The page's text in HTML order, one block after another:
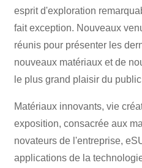
esprit d'exploration
fait exception. Nouveaux
réunis pour présenter les
nouveaux matériaux et de
le plus grand plaisir du
Matériaux innovants, vie
exposition, consacrée aux
novateurs de l'entreprise,
applications de la